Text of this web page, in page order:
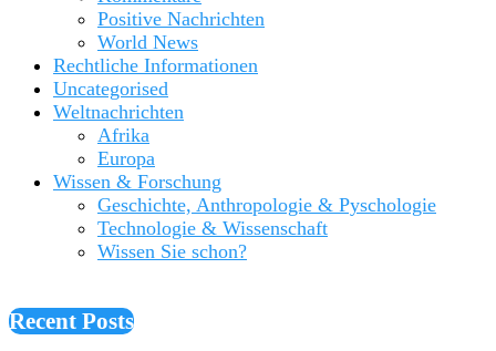
Positive Nachrichten
World News
Rechtliche Informationen
Uncategorised
Weltnachrichten
Afrika
Europa
Wissen & Forschung
Geschichte, Anthropologie & Pyschologie
Technologie & Wissenschaft
Wissen Sie schon?
Recent Posts